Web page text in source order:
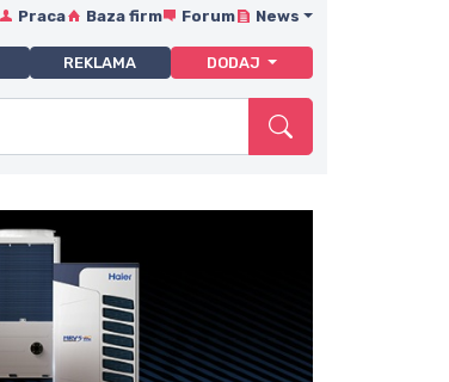
Praca Baza firm Forum News
REKLAMA DODAJ